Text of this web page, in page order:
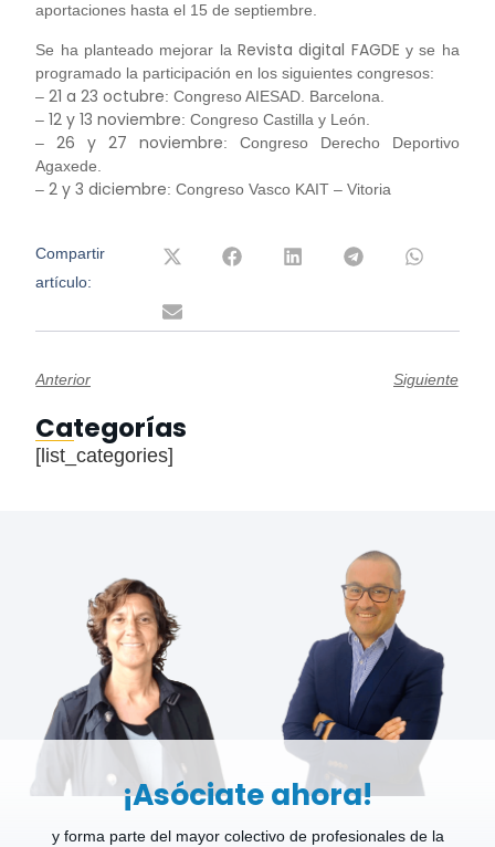
aportaciones hasta el 15 de septiembre.
Se ha planteado mejorar la Revista digital FAGDE y se ha
programado la participación en los siguientes congresos:
– 21 a 23 octubre: Congreso AIESAD. Barcelona.
–12 y 13 noviembre: Congreso Castilla y León.
– 26 y 27 noviembre: Congreso Derecho Deportivo
Agaxede.
– 2 y 3 diciembre: Congreso Vasco KAIT – Vitoria
Compartir
artículo:
Anterior Siguiente
Categorías
[list_categories]
¡Asóciate ahora!
y forma parte del mayor colectivo de profesionales de la